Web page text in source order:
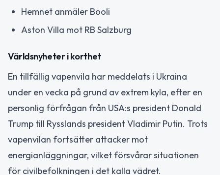
Hemnet anmäler Booli
Aston Villa mot RB Salzburg
Världsnyheter i korthet
En tillfällig vapenvila har meddelats i Ukraina
under en vecka på grund av extrem kyla, efter en
personlig förfrågan från USA:s president Donald
Trump till Rysslands president Vladimir Putin. Trots
vapenvilan fortsätter attacker mot
energianläggningar, vilket försvårar situationen
för civilbefolkningen i det kalla vädret.